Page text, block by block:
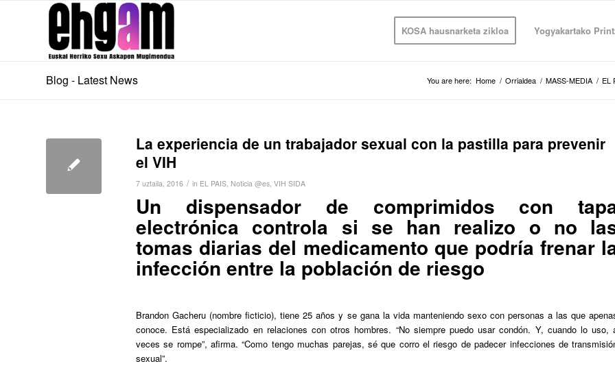
KOSA hausnarketa zikloa Yogyakartako
Blog - Latest News You are here: Home / Orrialdea / MASS-MEDIA / EL
La experiencia de un trabajador sexual con la pastilla para prevenir
el VIH
7 uztaila, 2016 / in EL PAIS, Noticia @es, VIH SIDA
Un dispensador de comprimidos con
electrónica controla si se han realizo o no
tomas diarias del medicamento que podría frenar
infección entre la población de riesgo
Brandon Gacheru (nombre ficticio), tiene 25 años y se gana la vida manteniendo sexo con personas a las que
conoce. Está especializado en relaciones con otros hombres. “No siempre puedo usar condón. Y, cuando lo uso,
veces se rompe”, afirma. “Como tengo muchas parejas, sé que corro el riesgo de padecer infecciones de
sexual”.